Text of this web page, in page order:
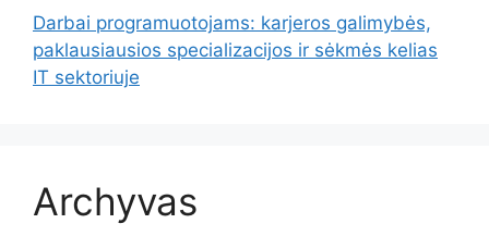
Darbai programuotojams: karjeros galimybės,
paklausiausios specializacijos ir sėkmės kelias
IT sektoriuje
Archyvas